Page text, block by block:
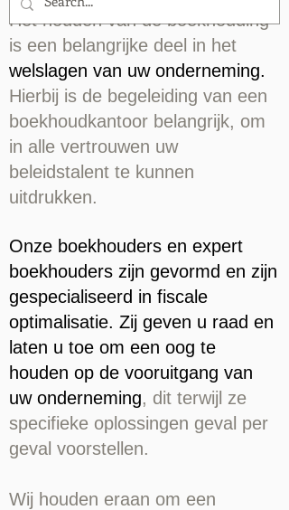
Het houden van de boekhouding
is een belangrijke deel in het
welslagen van uw onderneming.
Hierbij is de begeleiding van een
boekhoudkantoor belangrijk, om
in alle vertrouwen uw
beleidstalent te kunnen
uitdrukken.
Onze boekhouders en expert
boekhouders zijn gevormd en zijn
gespecialiseerd in fiscale
optimalisatie. Zij geven u raad en
laten u toe om een oog te
houden op de vooruitgang van
uw onderneming, dit terwijl ze
specifieke oplossingen geval per
geval voorstellen.
Wij houden eraan om een